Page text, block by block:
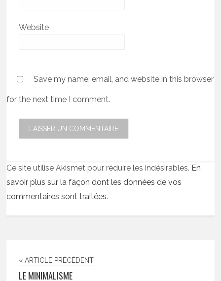
Website
Save my name, email, and website in this browser
for the next time I comment.
Ce site utilise Akismet pour réduire les indésirables. En
savoir plus sur la façon dont les données de vos
commentaires sont traitées.
« ARTICLE PRÉCÉDENT
LE MINIMALISME